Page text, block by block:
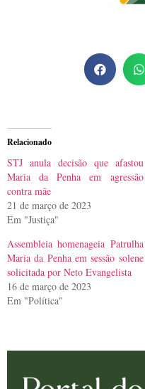
Relacionado
STJ anula decisão que afastou
Maria da Penha em agressão
contra mãe
21 de março de 2023
Em "Justiça"
Assembleia homenageia Patrulha
Maria da Penha em sessão solene
solicitada por Neto Evangelista
16 de março de 2023
Em "Política"